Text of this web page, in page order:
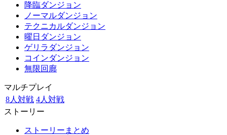
降臨ダンジョン
ノーマルダンジョン
テクニカルダンジョン
曜日ダンジョン
ゲリラダンジョン
コインダンジョン
無限回廊
マルチプレイ
8人対戦 4人対戦
ストーリー
ストーリーまとめ